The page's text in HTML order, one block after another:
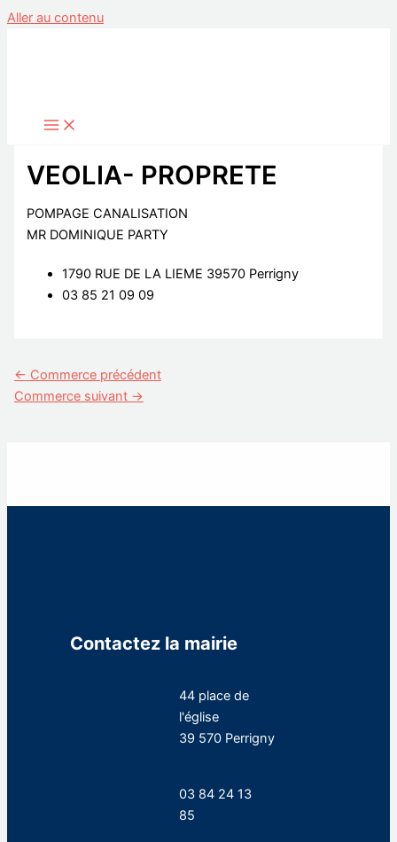
Aller au contenu
VEOLIA- PROPRETE
POMPAGE CANALISATION
MR DOMINIQUE PARTY
1790 RUE DE LA LIEME 39570 Perrigny
03 85 21 09 09
← Commerce précédent
Commerce suivant →
Contactez la mairie
44 place de
l'église
39 570 Perrigny
03 84 24 13
85